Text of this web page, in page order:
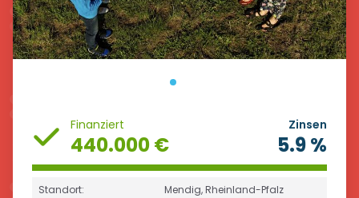
Finanziert Zinsen
440.000 € 5.9 %
Standort:
Mendig, Rheinland-Pfalz